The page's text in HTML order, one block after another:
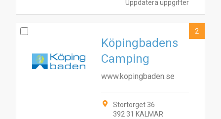
Uppdatera uppgifter
Köpingbadens
Camping
www.kopingbaden.se
Stortorget 36
392 31 KALMAR
2